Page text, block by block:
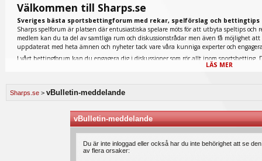
Välkommen till Sharps.se
Sveriges bästa sportsbettingforum med rekar, spelförslag och bettingtips
Sharps spelforum är platsen där entusiastiska spelare möts för att utbyta speltips och
medlem kan du ta del av samtliga rum och diskussionstrådar men även få möjlighet
uppdaterat med heta ämnen och nyheter tack vare våra kunniga experter och
I vårt bettingforum kan du engagera dig i diskussioner som rör allt inom sportsbetting.
tennis finns representerade nedan men även extremt populära fantasy sports och e-
Vi lägger ständigt ut nya artiklar i vårt oddsforum där medlemmar kan läsa
förbättras. Välkommen!
Bli medlem gratishos oss och du kommer att få möjlighet att skapa trådar, skriva
LÄS MER
Sharps.se > vBulletin-meddelande
vBulletin-meddelande
Du är inte inloggad eller också har du inte behörighet att se
av flera orsaker: